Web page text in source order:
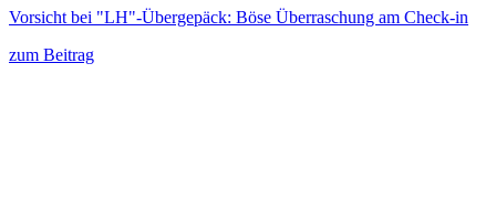
Vorsicht bei "LH"-Übergepäck: Böse Überraschung am Check-in
zum Beitrag